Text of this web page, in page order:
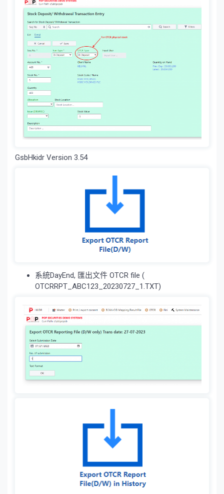
GsbHkidr Version 3.54
系統DayEnd, 匯出文件 OTCR file (
OTCRRPT_ABC123_20230727_1.TXT)